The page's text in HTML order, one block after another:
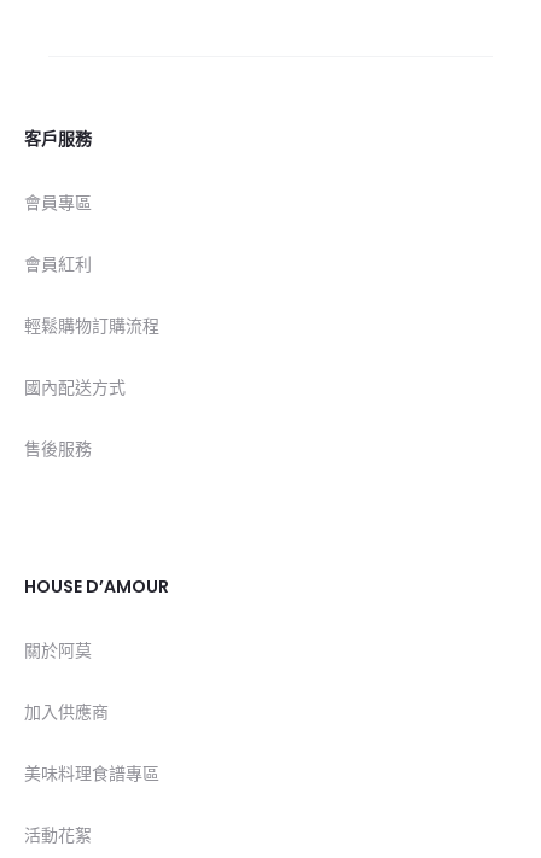
客戶服務
會員專區
會員紅利
輕鬆購物訂購流程
國內配送方式
售後服務
HOUSE D’AMOUR
關於阿莫
加入供應商
美味料理食譜專區
活動花絮